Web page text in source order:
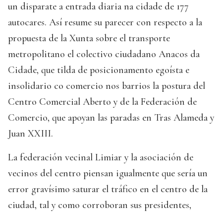
un disparate a entrada diaria na cidade de 177
autocares. Así resume su parecer con respecto a la
propuesta de la Xunta sobre el transporte
metropolitano el colectivo ciudadano Anacos da
Cidade, que tilda de posicionamento egoísta e
insolidario co comercio nos barrios la postura del
Centro Comercial Aberto y de la Federación de
Comercio, que apoyan las paradas en Tras Alameda y
Juan XXIII.
La federación vecinal Limiar y la asociación de
vecinos del centro piensan igualmente que sería un
error gravísimo saturar el tráfico en el centro de la
ciudad, tal y como corroboran sus presidentes,